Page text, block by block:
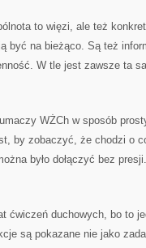
to więzi, ale też
być na bieżąco. Są też
W tle jest zawsze ta
WŻCh w sposób
by zobaczyć, że chodzi o
było dołączyć bez
ćwiczeń duchowych, bo to
są pokazane nie jako